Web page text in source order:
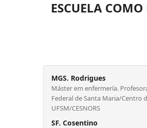
ESCUELA
MGS. Rodrigues
Máster em enfermería.
Federal de Santa Maria/Centro
UFSM/CESNORS
SF. Cosentino